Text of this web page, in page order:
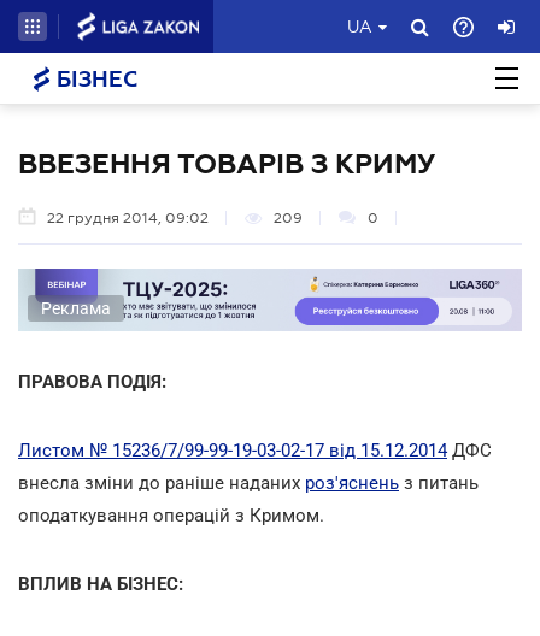
UA
БІЗНЕС
ВВЕЗЕННЯ ТОВАРІВ З КРИМУ
22 грудня 2014, 09:02 209 0
Реклама
ПРАВОВА ПОДІЯ:
Листом № 15236/7/99-99-19-03-02-17 від 15.12.2014ДФС
внесла зміни до раніше наданих роз'яснень з питань
оподаткування операцій з Кримом.
ВПЛИВ НА БІЗНЕС: